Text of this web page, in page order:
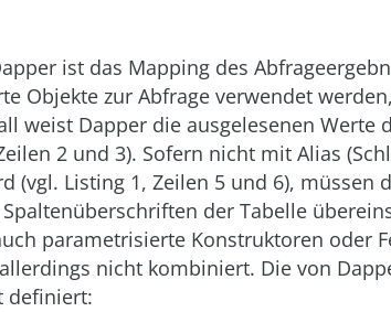
ist das Mapping des
Objekte zur Abfrage verwendet
weist Dapper die ausgelesenen Werte
2 und 3). Sofern nicht mit Alias
(vgl. Listing 1, Zeilen 5 und 6), müssen
der Tabelle
parametrisierte Konstruktoren oder
nicht kombiniert. Die von
definiert: